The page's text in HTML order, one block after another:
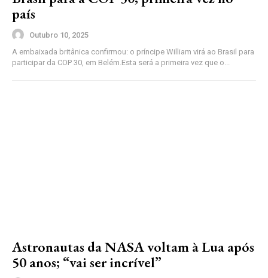
país
Outubro 10, 2025
A embaixada britânica confirmou: o príncipe William virá ao Brasil para
participar da COP 30, em Belém.Esta será a primeira vez que o...
Astronautas da NASA voltam à Lua após
50 anos; “vai ser incrível”